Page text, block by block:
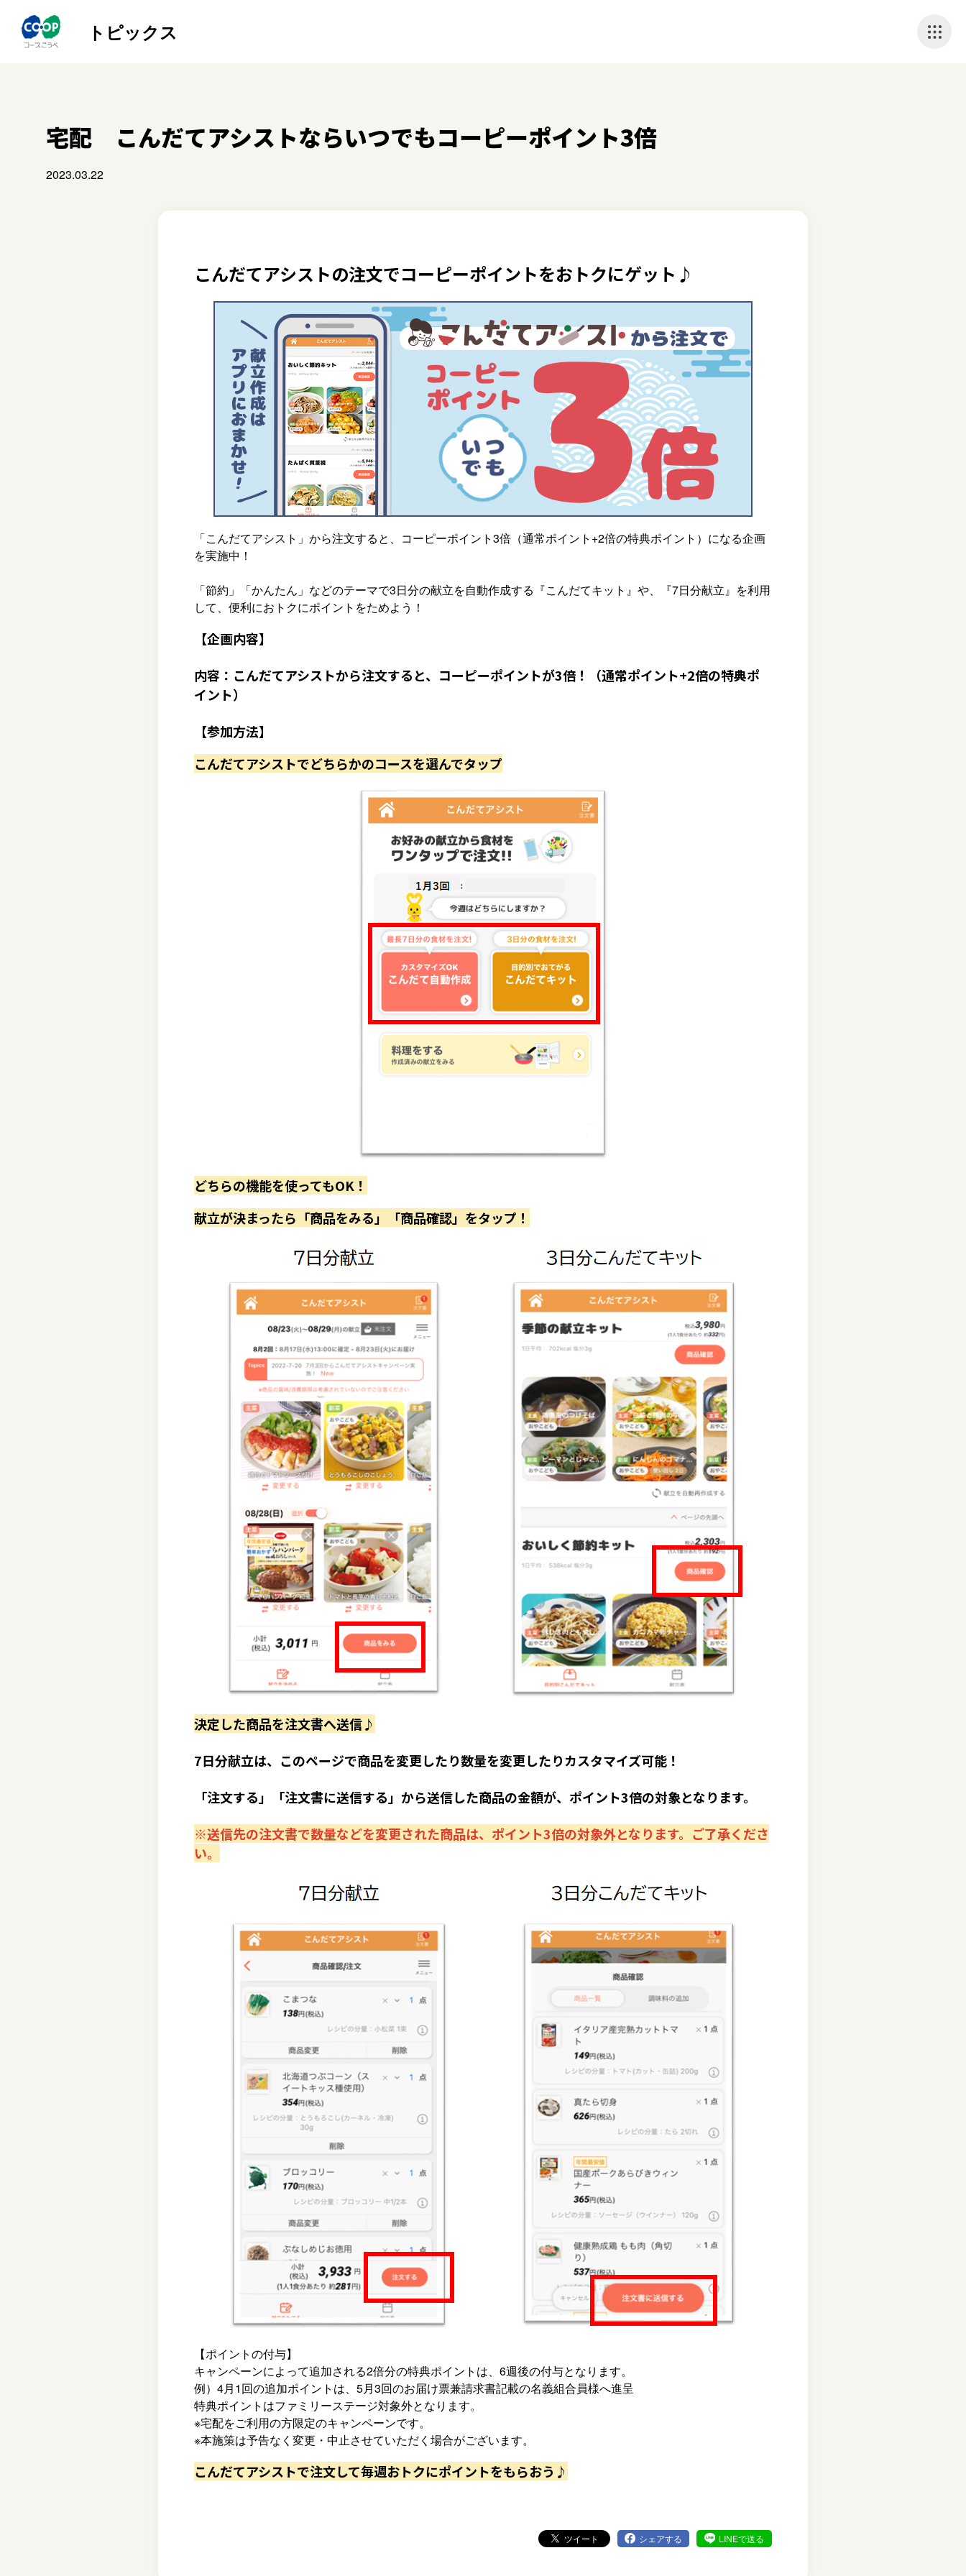
トピックス
宅配 こんだてアシストならいつでもコーピーポイント3倍
2023.03.22
こんだてアシストの注文でコーピーポイントをおトクにゲット♪
「こんだてアシスト」から注文すると、コーピーポイント3倍（通常ポイント+2倍の特典ポイント）になる企画
を実施中！
「節約」「かんたん」などのテーマで3日分の献立を自動作成する『こんだてキット』や、『7日分献立』を利用
して、便利におトクにポイントをためよう！
【企画内容】
内容：こんだてアシストから注文すると、コーピーポイントが3倍！
（通常ポイント+2倍の特典ポ
イント）
【参加方法】
こんだてアシストでどちらかのコースを選んでタップ
どちらの機能を使ってもOK！
献立が決まったら 「商品をみる」「商品確認」をタップ！
決定した商品を注文書へ送信♪
7日分献立は、このページで商品を変更したり数量を変更したりカスタマイズ可能！
「注文する」「注文書に送信する」から送信した商品の金額が、ポイント3倍の対象となります。
※送信先の注文書で数量などを変更された商品は、ポイント3倍の対象外となります。ご了承くださ
い。
【ポイントの付与】
キャンペーンによって追加される2倍分の特典ポイントは、6週後の付与となります。
例）4月1回の追加ポイントは、5月3回のお届け票兼請求書記載の名義組合員様へ進呈
特典ポイントはファミリーステージ対象外となります。
※宅配をご利用の方限定のキャンペーンです。
※本施策は予告なく変更・中止させていただく場合がございます。
こんだてアシストで注文して毎週おトクにポイントをもらおう♪
ツイート シェアする LINEで送る